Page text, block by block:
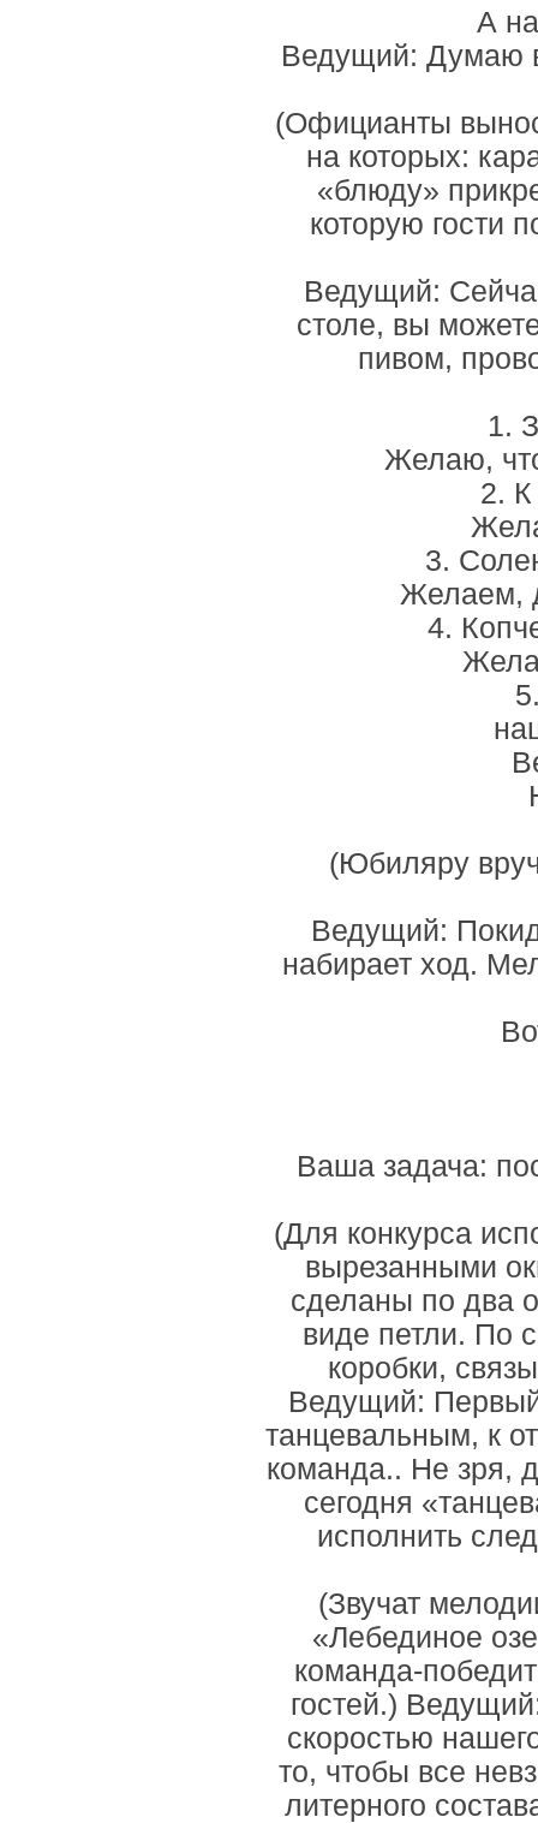
А
Ведущий: Думаю в
(Официанты
на которых:
«блюду»
которую гости
Ведущий:
столе, вы
пивом,
1.
Желаю,
2.
3.
Желаем,
4.
(Юбиляру
Ведущий:
набирает ход.
Ваша задача:
(Для конкурса
вырезанными
сделаны по два
виде петли. По
коробки,
Ведущий:
танцевальным, к
команда.. Не зря,
сегодня
исполнить
(Звучат
«Лебединое
команда-
гостей.)
скоростью
то, чтобы все
литерного